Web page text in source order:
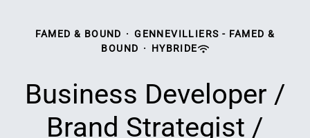
FAMED & BOUND · GENNEVILLIERS - FAMED &
BOUND · HYBRIDE
Business Developer /
Brand Strategist /